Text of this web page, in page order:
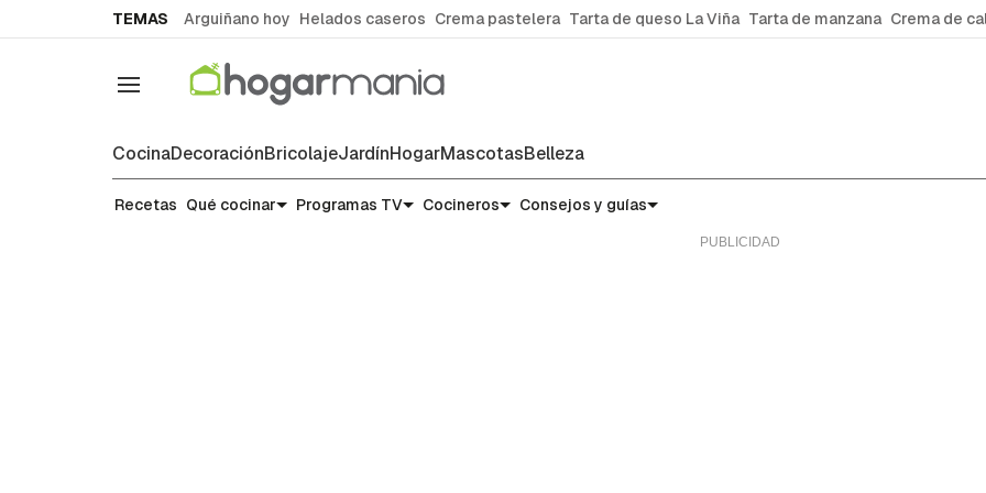
TEMAS Arguiñano hoy Helados caseros Crema pastelera Tarta de queso La Viña Tarta de manzana Crema de
Navegación
CocinaDecoraciónBricolajeJardínHogarMascotasBelleza
Recetas
Recetas Qué cocinar Programas TV Cocineros Consejos y guías